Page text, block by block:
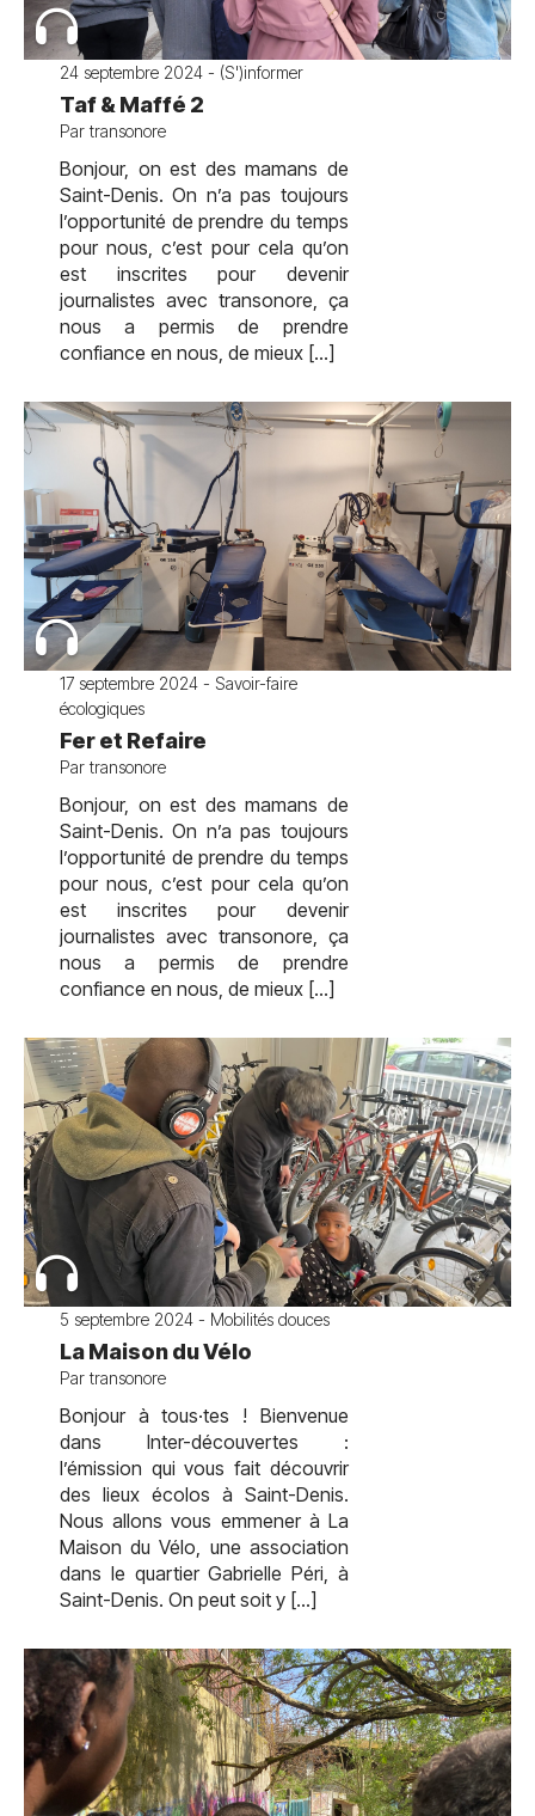
24 septembre 2024 - (S')informer
Taf & Maffé 2
Par transonore
Bonjour, on est des mamans de
Saint-Denis. On n’a pas toujours
l’opportunité de prendre du temps
pour nous, c’est pour cela qu’on
est inscrites pour devenir
journalistes avec transonore, ça
nous a permis de prendre
confiance en nous, de mieux […]
17 septembre 2024 - Savoir-faire
écologiques
Fer et Refaire
Par transonore
Bonjour, on est des mamans de
Saint-Denis. On n’a pas toujours
l’opportunité de prendre du temps
pour nous, c’est pour cela qu’on
est inscrites pour devenir
journalistes avec transonore, ça
nous a permis de prendre
confiance en nous, de mieux […]
5 septembre 2024 - Mobilités douces
La Maison du Vélo
Par transonore
Bonjour à tous·tes ! Bienvenue
dans Inter-découvertes :
l’émission qui vous fait découvrir
des lieux écolos à Saint-Denis.
Nous allons vous emmener à La
Maison du Vélo, une association
dans le quartier Gabrielle Péri, à
Saint-Denis. On peut soit y […]